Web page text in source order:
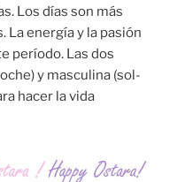
Los días son más
La energía y la pasión
período. Las dos
y masculina (sol-
hacer la vida